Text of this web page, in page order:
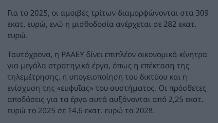
Για το 2025, οι αμοιβές τρίτων διαμορφώνονται στα 309
εκατ. ευρώ, ενώ η μισθοδοσία ανέρχεται σε 282 εκατ.
ευρώ.
Ταυτόχρονα, η ΡΑΑΕΥ δίνει επιπλέον οικονομικά κίνητρα
για μεγάλα στρατηγικά έργα, όπως η επέκταση της
τηλεμέτρησης, η υπογειοποίηση του δικτύου και η
ενίσχυση της «ευφυΐας» του συστήματος. Οι πρόσθετες
αποδόσεις για τα έργα αυτά αυξάνονται από 2,25 εκατ.
ευρώ το 2025 σε 14,6 εκατ. ευρώ το 2028.